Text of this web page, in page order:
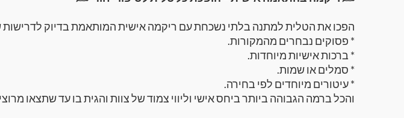
הפכו את הטלית למתנה בלתי נשכחת עם ריקמה אישית המותאמת בדיוק
* פסוקים נבחרים מהמקורות.
* ברכות אישיות מיוחדות.
* סמלים או שמות.
* עיטורים מיוחדים לפי בחירה.
והכל ברמה הגבוהה ביותר ביחס אישי וליווי צמוד של צוות והגית בו עד שתצאו